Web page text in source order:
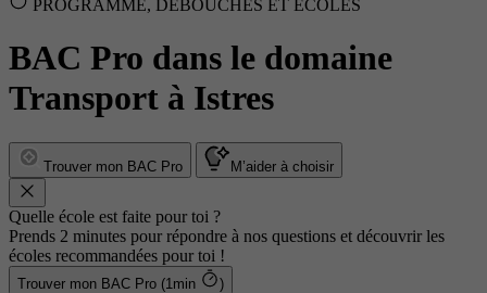
PROGRAMME, DÉBOUCHÉS ET ÉCOLES
BAC Pro dans le domaine
Transport à Istres
Trouver mon BAC Pro M’aider à choisir
Quelle école est faite pour toi ?
Prends 2 minutes pour répondre à nos questions et découvrir les
écoles recommandées pour toi !
Trouver mon BAC Pro (1min )